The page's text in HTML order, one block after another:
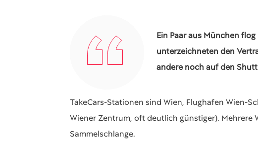
Ein Paar aus München
unterzeichneten den
andere noch auf den
TakeCars-Stationen sind Wien, Flughafen Wien-
Wiener Zentrum, oft deutlich günstiger).
Sammelschlange.